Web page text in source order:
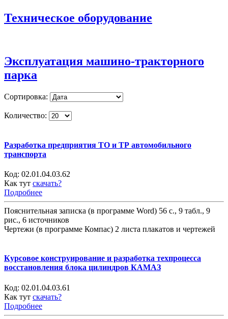
Техническое оборудование
Эксплуатация машино-тракторного
парка
Сортировка:
Количество:
Разработка предприятия ТО и ТР автомобильного
транспорта
Код: 02.01.04.03.62
Как тут скачать?
Подробнее
Пояснительная записка (в программе Word) 56 с., 9 табл., 9
рис., 6 источников
Чертежи (в программе Компас) 2 листа плакатов и чертежей
Курсовое конструирование и разработка техпроцесса
восстановления блока цилиндров КАМАЗ
Код: 02.01.04.03.61
Как тут скачать?
Подробнее